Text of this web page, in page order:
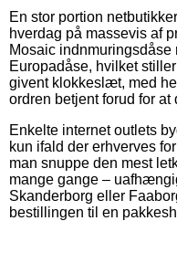
En stor portion
hverdag på massevis af
Mosaic indnmuringsdåse
Europadåse, hvilket
givent klokkeslæt, med
ordren betjent forud for
Enkelte internet outlets
kun ifald der erhverves
man snuppe den mest
mange gange –
Skanderborg eller
bestillingen til en